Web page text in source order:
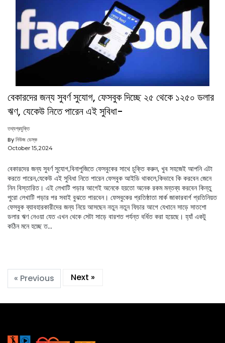
বেকারদের জন্য সুবর্ণ সুযোগ, ফেসবুক দিচ্ছে ২৫ থেকে ১২৫০ ডলার
ঋণ, যেকেউ নিতে পারেন এই সুবিধা-
তথ্যপ্রযুক্তি
By নিউজ ডেস্ক
October 15,2024
বেকারদের জন্য সুবর্ণ সুযোগ,বিনাপুজিতে ফেসবুকের সাথে চুক্তি করুন, খুব সহজেই আপনি এটা
করতে পারেন,যেকেউ এই সুবিধা নিতে পারেন ফেসবুক আইডি থাকলে,কিভাবে কি করবেন জেনে
নিন বিস্তারিত। এই লেখাটি পড়ার আগেই অনেকে হয়তো অনেক রকম মন্তব্য করবেন কিন্তু
পুরো লেখাটি পড়ার পর সবাই বুঝতে পারবেন। ফেসবুকের প্রতিষ্ঠাতা মার্ক জাকারবার্গ প্রতিনিয়ত
ফেসবুক ব্যাবহারকারীদের জন্য নিয়ে আসছেন নতুন নতুন ফিচার আগে যেখানে সাড়ে সাতশো
ডলার ঋণ নেওয়া যেত এখন থেকে সেটা সাড়ে বারশত পর্যন্ত বর্ধিত করা হয়েছে। হ্যাঁ একটু
কঠিন মনে হচ্ছে ত...
« Previous Next »